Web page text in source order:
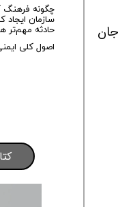
سازمان ایجاد
حادثه مهم‌تر
اصول کلی